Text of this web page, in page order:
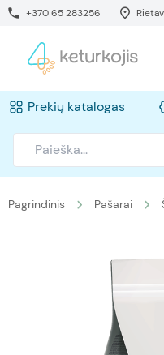
+370 65 283256
Prekių katalogas
Pagrindinis Pašarai